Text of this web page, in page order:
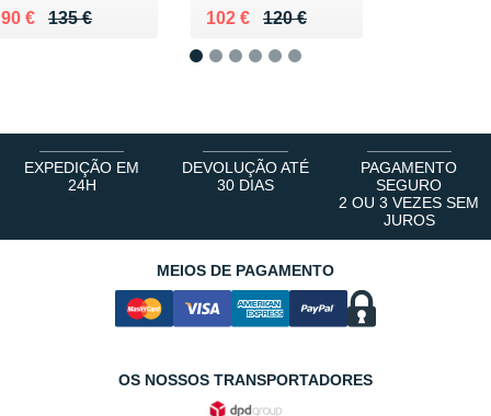
135 €
Au lieu de 135 €
90 €
Vendu 90 € 120 €
Au lieu de 120 €
102 €
Vendu 102 €
EXPEDIÇÃO EM
24H
DEVOLUÇÃO ATÉ
30 DIAS
PAGAMENTO
SEGURO
2 OU 3 VEZES SEM
JUROS
MEIOS DE PAGAMENTO
OS NOSSOS TRANSPORTADORES